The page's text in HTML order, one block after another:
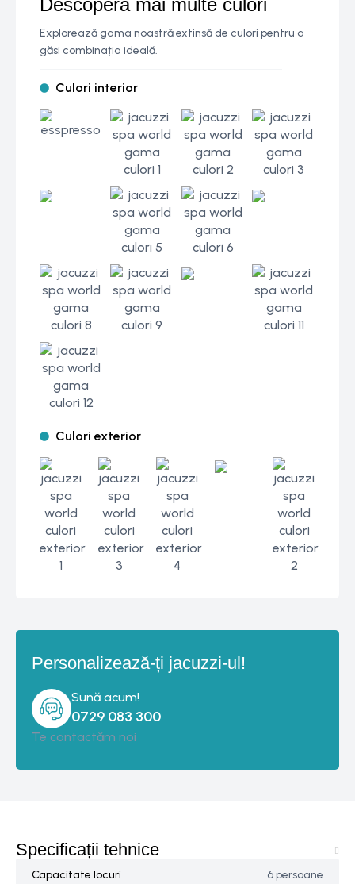
Descoperă mai multe culori
Explorează gama noastră extinsă de culori pentru a
găsi combinația ideală.
Culori interior
Culori exterior
Personalizează-ți jacuzzi-ul!
Sună acum!
0729 083 300‬
Te contactăm noi
Specificații tehnice
Capacitate locuri 6 persoane